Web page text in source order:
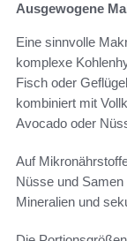
Ausgewogene
Eine sinnvolle
komplexe
Fisch oder
kombiniert mit
Avocado oder
Auf
Nüsse und
Mineralien und